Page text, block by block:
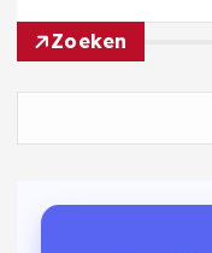
Zoeken